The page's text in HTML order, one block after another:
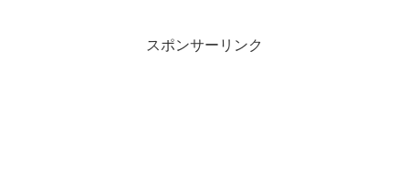
越えた感動ストーリー。
スポンサーリンク